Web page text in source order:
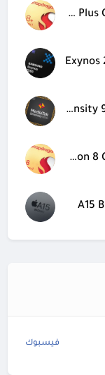
Snapdragon 8 Plus Gen 1 vs Dimensity 9000 Plus
Exynos
Dimensity 9000 vs Dimensity 9000 Plus
Snapdragon 8 Gen 1 vs Dimensity 9000 Plus
A15
فيسبوك